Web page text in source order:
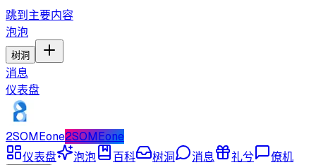
跳到主要内容
泡泡
树洞
消息
仪表盘
2SOMEone2SOMEone
仪表盘
泡泡 百科 树洞 消息 礼兮 僚机